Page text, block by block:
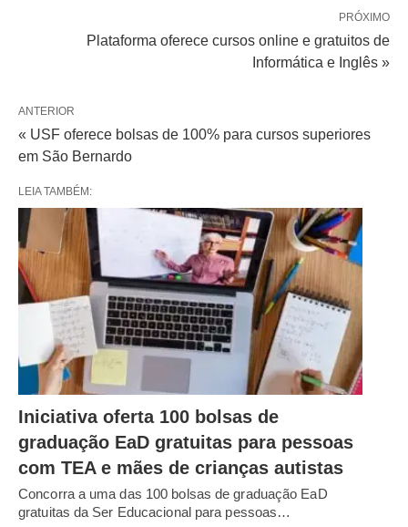
PRÓXIMO
Plataforma oferece cursos online e gratuitos de
Informática e Inglês »
ANTERIOR
« USF oferece bolsas de 100% para cursos superiores
em São Bernardo
LEIA TAMBÉM:
Iniciativa oferta 100 bolsas de
graduação EaD gratuitas para pessoas
com TEA e mães de crianças autistas
Concorra a uma das 100 bolsas de graduação EaD
gratuitas da Ser Educacional para pessoas…